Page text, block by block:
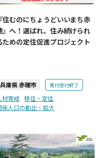
『住むのにちょうどいいまち赤
』へ！選ばれ、住み続けられ
ための定住促進プロジェクト
兵庫県 赤穂市 寄付受付終了
材育成
移住・定住
係人口の創出・拡大